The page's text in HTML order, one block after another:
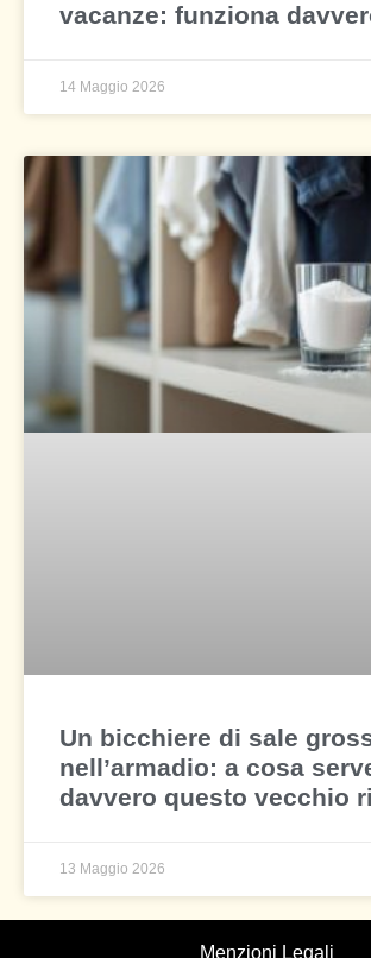
vacanze: funziona
14 Maggio 2026
Un bicchiere di sale
nell’armadio: a cosa
davvero questo vecchio
13 Maggio 2026
Menzioni Legali